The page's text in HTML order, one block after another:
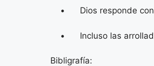
• Dios responde
• Incluso las
Bibligrafía: